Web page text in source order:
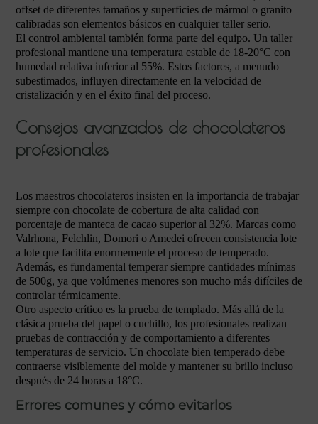
offset de diferentes tamaños y superficies de mármol o granito
calibradas son elementos básicos en cualquier taller serio.
El control ambiental también forma parte del equipo. Un taller
profesional mantiene una temperatura estable de 18-20°C con
humedad relativa inferior al 55%. Estos factores, a menudo
subestimados, influyen directamente en la velocidad de
cristalización y en el éxito final del proceso.
Consejos avanzados de chocolateros
profesionales
Los maestros chocolateros insisten en la importancia de trabajar
siempre con chocolate de cobertura de alta calidad con
porcentaje de manteca de cacao superior al 32%. Marcas como
Valrhona, Felchlin, Domori o Amedei ofrecen consistencia lote
a lote que facilita enormemente el proceso de temperado.
Además, es fundamental temperar siempre cantidades mínimas
de 500g, ya que volúmenes menores son mucho más difíciles de
controlar térmicamente.
Otro aspecto crítico es la prueba de templado. Más allá de la
clásica prueba del papel o cuchillo, los profesionales realizan
pruebas de contracción y de comportamiento a diferentes
temperaturas de servicio. Un chocolate bien temperado debe
contraerse visiblemente del molde y mantener su brillo incluso
después de 24 horas a 18°C.
Errores comunes y cómo evitarlos